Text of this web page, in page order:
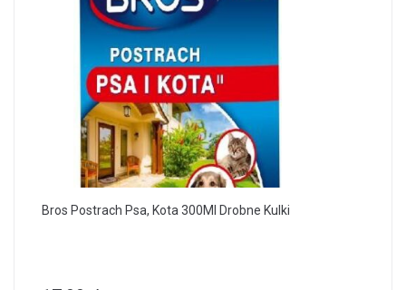
Bros Postrach Psa, Kota 300Ml Drobne Kulki